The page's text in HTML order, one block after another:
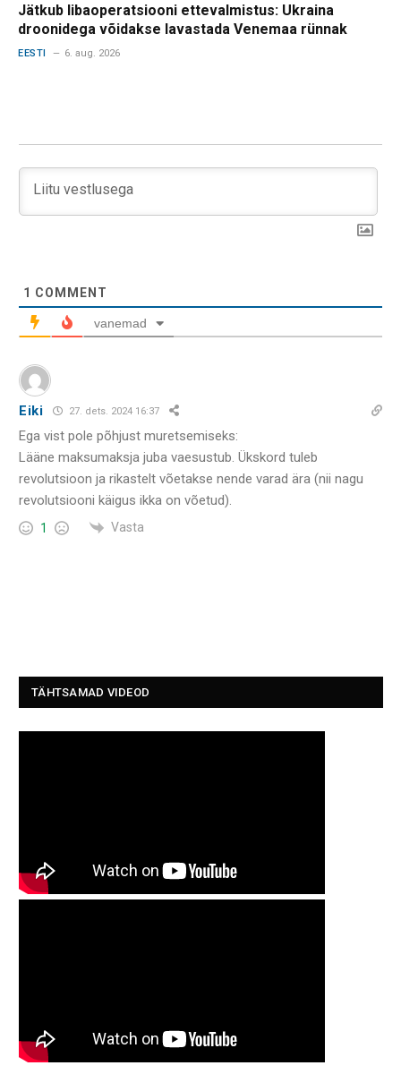
Jätkub libaoperatsiooni ettevalmistus: Ukraina
droonidega võidakse lavastada Venemaa rünnak
EESTI 6. aug. 2026
1 COMMENT
vanemad
Eiki 27. dets. 2024 16:37
Ega vist pole põhjust muretsemiseks:
Lääne maksumaksja juba vaesustub. Ükskord tuleb
revolutsioon ja rikastelt võetakse nende varad ära (nii nagu
revolutsiooni käigus ikka on võetud).
1 Vasta
TÄHTSAMAD VIDEOD